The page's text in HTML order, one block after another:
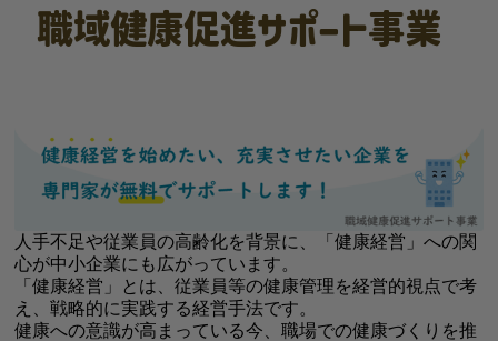
職域健康促進サポート事業
人手不足や従業員の高齢化を背景に、「健康経営」への関
心が中小企業にも広がっています。
「健康経営」とは、従業員等の健康管理を経営的視点で考
え、戦略的に実践する経営手法です。
健康への意識が高まっている今、職場での健康づくりを推